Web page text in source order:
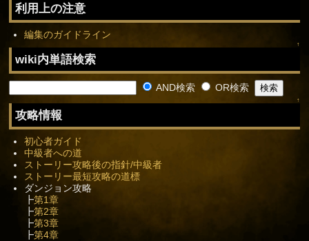
利用上の注意
編集のガイドライン
↑
wiki内単語検索
AND検索 OR検索
↑
攻略情報
初心者ガイド
中級者への道
ストーリー攻略後の指針/中級者
ストーリー最短攻略の道標
ダンジョン攻略
┣第1章
┣第2章
┣第3章
┣第4章